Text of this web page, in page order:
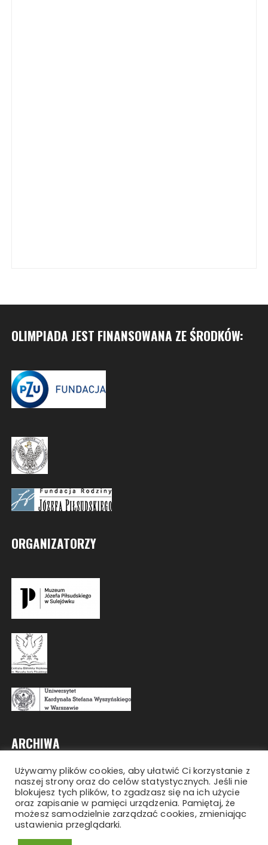
OLIMPIADA JEST FINANSOWANA ZE ŚRODKÓW:
ORGANIZATORZY
ARCHIWA
Archiwa
Copyright © 2026 Olimpiada Losy Żołnierza.
Używamy plików cookies, aby ułatwić Ci korzystanie z
naszej strony oraz do celów statystycznych. Jeśli nie
blokujesz tych plików, to zgadzasz się na ich użycie
oraz zapisanie w pamięci urządzenia. Pamiętaj, że
możesz samodzielnie zarządzać cookies, zmieniając
ustawienia przeglądarki.